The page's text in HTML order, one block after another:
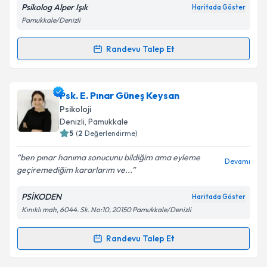
Kişisel verilerimin işlenmesine ilişkin
Aydınlatma
Metni'ni okudum ve kişisel verilerimin belirtilen
kapsamda işlenmesini kabul ediyorum.
Psikolog Alper Işık Haritada Göster
Pamukkale/Denizli
Randevu Talep Et
Randevu Takvimi Talebi
Psk. Alper Işıkiçin randevu takvimi talebi oluşturun.
Size bu uzmandan randevu almanız için bir takvim
hazırlandığında e-posta ile bilgilendireceğiz.
Kişisel verilerimin işlenmesine ilişkin
Aydınlatma
Metni'ni okudum ve kişisel verilerimin belirtilen
kapsamda işlenmesini kabul ediyorum.
Psk. E. Pınar Güneş Keysan
Psikoloji
Denizli, Pamukkale
5 (2 Değerlendirme)
ben pınar hanıma sonucunu bildiğim ama eyleme
geçiremediğim kararlarım ve...
Devamı
PSİKODEN Haritada Göster
Kınıklı mah, 6044. Sk. No:10, 20150 Pamukkale/Denizli
Randevu Talep Et
Randevu Takvimi Talebi